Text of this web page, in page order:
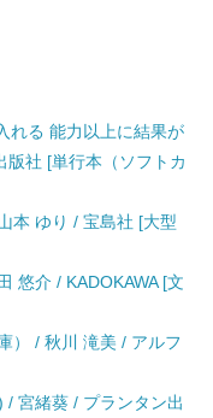
れる 能力以上に結果が
版社 [単行本（ソフトカ
本 ゆり / 宝島社 [大型
悠介 / KADOKAWA [文
） / 秋川 滝美 / アルフ
宮緒葵 / プランタン出